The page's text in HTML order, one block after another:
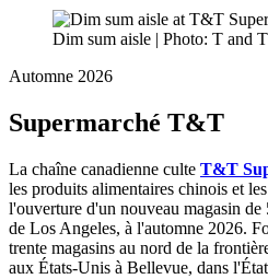
Dim sum aisle | Photo: T and
Automne 2026
Supermarché T&T
La chaîne canadienne culte T&T
les produits alimentaires chinois et
l'ouverture d'un nouveau magasin
de Los Angeles, à l'automne 2026.
trente magasins au nord de la
aux États-Unis à Bellevue, dans